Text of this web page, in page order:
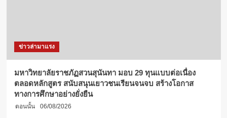
ข่าวล่ามาแรง
มหาวิทยาลัยราชภัฏสวนสุนันทา มอบ 29 ทุนแบบต่อเนื่อง
ตลอดหลักสูตร สนับสนุนเยาวชนเรียนจนจบ สร้างโอกาส
ทางการศึกษาอย่างยั่งยืน
ตอนนั้น 06/08/2026